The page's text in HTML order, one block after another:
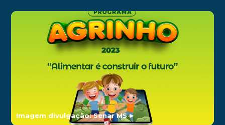
Imagem divulgação: Senar MS►